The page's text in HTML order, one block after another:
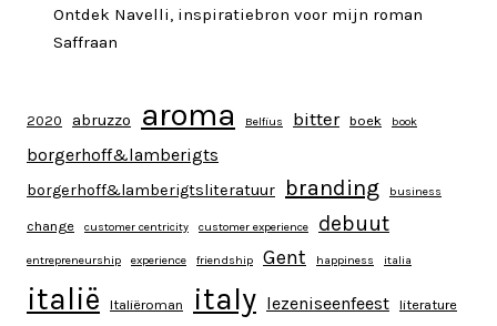
Ontdek Navelli, inspiratiebron voor mijn roman
Saffraan
2020 abruzzo aroma Belfius bitter boek book
borgerhoff&lamberigts
borgerhoff&lamberigtsliteratuur branding business
change customer centricity customer experience debuut
entrepreneurship experience friendship Gent happiness italia
italië Italiëroman italy lezeniseenfeest literature